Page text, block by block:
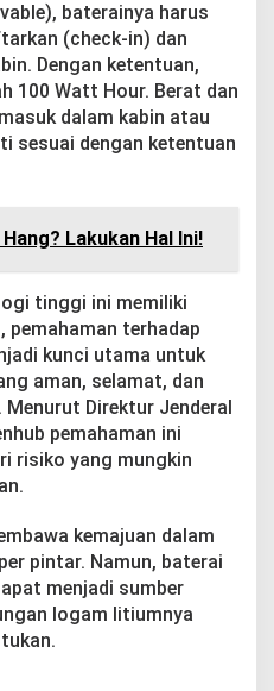
baterainya harus
(check-in) dan
Dengan ketentuan,
100 Watt Hour. Berat dan
dalam kabin atau
sesuai dengan ketentuan
Hang? Lakukan Hal Ini!
tinggi ini memiliki
pemahaman terhadap
kunci utama untuk
aman, selamat, dan
Menurut Direktur Jenderal
pemahaman ini
risiko yang mungkin
kemajuan dalam
pintar. Namun, baterai
menjadi sumber
logam litiumnya